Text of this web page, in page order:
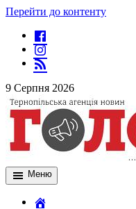
Перейти до контенту
9 Серпня 2026
Меню